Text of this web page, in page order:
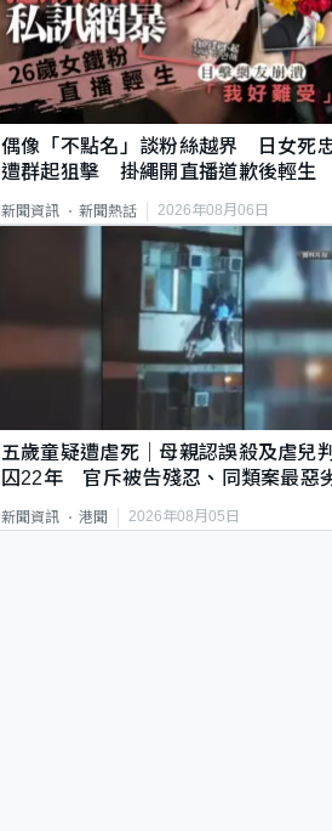
偶像「不點名」談粉絲越界 日女死
遭群起狙擊 掛繩開直播道歉後輕生
新聞資訊 新聞熱話 2026年08月06日
五歲童疑遭虐死｜母親認誤殺及虐兒
囚22年 官斥被告殘忍、同類案最惡
新聞資訊 港聞 2026年08月05日